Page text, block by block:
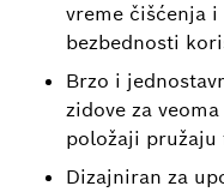
vreme čišćenja
bezbednosti
Brzo i
zidove za
položaji
Dizajniran za